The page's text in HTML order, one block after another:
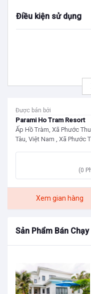
Điều kiện sử dụng
Được bán bởi
Parami Ho Tram Resort
Ấp Hồ Tràm, Xã Phước
Tàu, Việt Nam , Xã Phước
(0
Xem gian hàng
Sản Phẩm Bán Chạy